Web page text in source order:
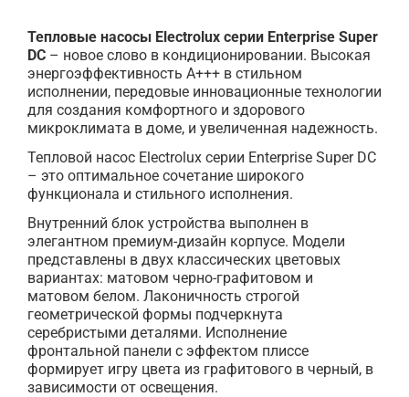
Тепловые насосы Electrolux серии Enterprise Super
DC – новое слово в кондиционировании. Высокая
энергоэффективность А+++ в стильном
исполнении, передовые инновационные технологии
для создания комфортного и здорового
микроклимата в доме, и увеличенная надежность.
Тепловой насос Electrolux серии Enterprise Super DC
– это оптимальное сочетание широкого
функционала и стильного исполнения.
Внутренний блок устройства выполнен в
элегантном премиум-дизайн корпусе. Модели
представлены в двух классических цветовых
вариантах: матовом черно-графитовом и
матовом белом. Лаконичность строгой
геометрической формы подчеркнута
серебристыми деталями. Исполнение
фронтальной панели с эффектом плиссе
формирует игру цвета из графитового в черный, в
зависимости от освещения.